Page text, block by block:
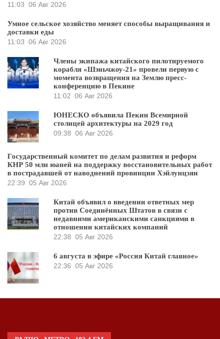
11:03 06 Авг 2026
Умное сельское хозяйство меняет способы выращивания и
доставки еды
11:03 06 Авг 2026
Члены экипажа китайского пилотируемого
корабля «Шэньчжоу-21» провели первую с
момента возвращения на Землю пресс-
конференцию в Пекине
11:02 06 Авг 2026
ЮНЕСКО объявила Пекин Всемирной
столицей архитектуры на 2029 год
09:38 06 Авг 2026
Государственный комитет по делам развития и реформ
КНР 50 млн юаней на поддержку восстановительных работ
в пострадавшей от наводнений провинции Хэйлунцзян
22:39 05 Авг 2026
Китай объявил о введении ответных мер
против Соединённых Штатов в связи с
недавними американскими санкциями в
отношении китайских компаний
22:38 05 Авг 2026
6 августа в эфире «Россия Китай главное»
22:36 05 Авг 2026